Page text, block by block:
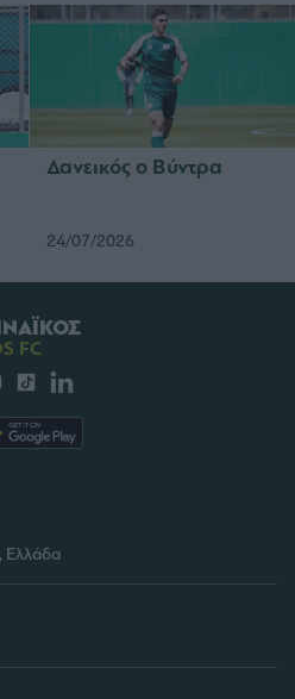
Δανεικός ο Βύντρα
24/07/2026
Ελλάδα
FC